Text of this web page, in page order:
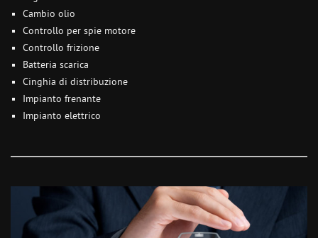
Cambio olio
Controllo per spie motore
Controllo frizione
Batteria scarica
Cinghia di distribuzione
Impianto frenante
Impianto elettrico